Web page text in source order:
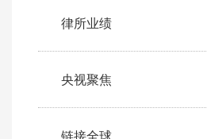
律所业绩
央视聚焦